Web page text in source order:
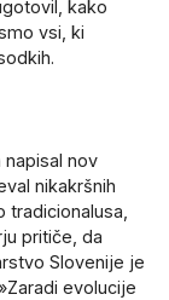
kako
vsi, ki
nov
nikakršnih
pritiče, da
Slovenije je
evolucije